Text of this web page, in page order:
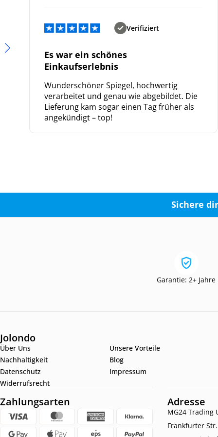
Verifiziert
Es war ein schönes
Einkaufserlebnis
Wunderschöner Spiegel, hochwertig
verarbeitet und genau wie abgebildet. Die
Lieferung kam sogar einen Tag früher als
angekündigt – top!
Sichere
Garantie: 2+ Jahre
Jolondo
Über Uns
Unsere Vorteile
Nachhaltigkeit
Blog
Datenschutz
Impressum
Widerrufsrecht
Zahlungsarten Adresse
MG24 Trading
Frankfurter